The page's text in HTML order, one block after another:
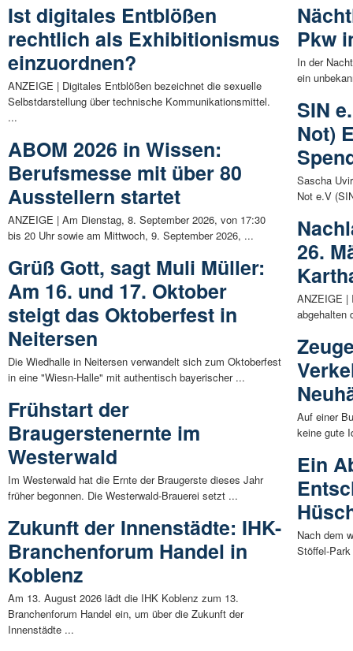
Ist digitales Entblößen
rechtlich als Exhibitionismus
einzuordnen?
ANZEIGE | Digitales Entblößen bezeichnet die sexuelle
Selbstdarstellung über technische Kommunikationsmittel.
...
ABOM 2026 in Wissen:
Berufsmesse mit über 80
Ausstellern startet
ANZEIGE | Am Dienstag, 8. September 2026, von 17:30
bis 20 Uhr sowie am Mittwoch, 9. September 2026, ...
Grüß Gott, sagt Muli Müller:
Am 16. und 17. Oktober
steigt das Oktoberfest in
Neitersen
Die Wiedhalle in Neitersen verwandelt sich zum Oktoberfest
in eine "Wiesn-Halle" mit authentisch bayerischer ...
Frühstart der
Braugerstenernte im
Westerwald
Im Westerwald hat die Ernte der Braugerste dieses Jahr
früher begonnen. Die Westerwald-Brauerei setzt ...
Zukunft der Innenstädte: IHK-
Branchenforum Handel in
Koblenz
Am 13. August 2026 lädt die IHK Koblenz zum 13.
Branchenforum Handel ein, um über die Zukunft der
Innenstädte ...
Pkw
In der
ein
SIN
Not)
Sascha
Not e.V
26.
ANZEIGE |
abgehalten
Auf einer
keine gute
Ein
Nach dem
Stöffel-